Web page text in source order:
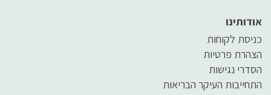
אודותינו
כניסת לקוחות
הצהרת פרטיות
הסדרי נגישות
התחייבות העיקר הבריאות